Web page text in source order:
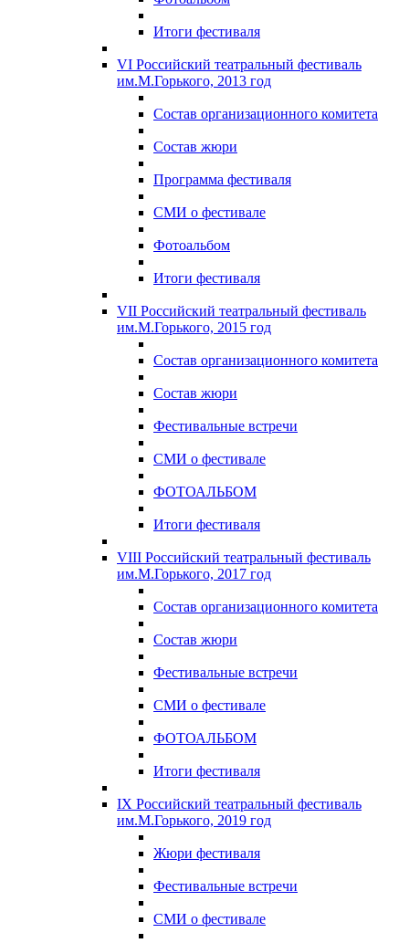
Итоги фестиваля
VI Российский театральный фестиваль
им.М.Горького, 2013 год
Состав организационного комитета
Состав жюри
Программа фестиваля
СМИ о фестивале
Фотоальбом
Итоги фестиваля
VII Российский театральный фестиваль
им.М.Горького, 2015 год
Состав организационного комитета
Состав жюри
Фестивальные встречи
СМИ о фестивале
ФОТОАЛЬБОМ
Итоги фестиваля
VIII Российский театральный фестиваль
им.М.Горького, 2017 год
Состав организационного комитета
Состав жюри
Фестивальные встречи
СМИ о фестивале
ФОТОАЛЬБОМ
Итоги фестиваля
IX Российский театральный фестиваль
им.М.Горького, 2019 год
Жюри фестиваля
Фестивальные встречи
СМИ о фестивале